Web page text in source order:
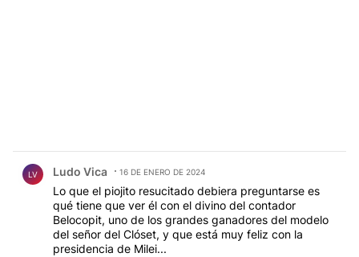
LV Ludo Vica 16 DE ENERO DE 2024
Lo que el piojito resucitado debiera preguntarse es
qué tiene que ver él con el divino del contador
Belocopit, uno de los grandes ganadores del modelo
del señor del Clóset, y que está muy feliz con la
presidencia de Milei...